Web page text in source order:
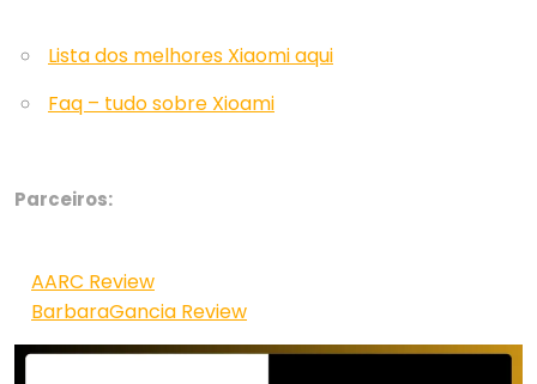
Lista dos melhores Xiaomi aqui
Faq – tudo sobre Xioami
Parceiros:
AARC Review
BarbaraGancia Review